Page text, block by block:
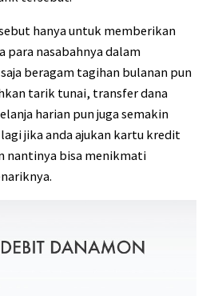
hanya untuk memberikan
para nasabahnya dalam
beragam tagihan bulanan pun
tarik tunai, transfer dana
harian pun juga semakin
jika anda ajukan kartu kredit
nantinya bisa menikmati